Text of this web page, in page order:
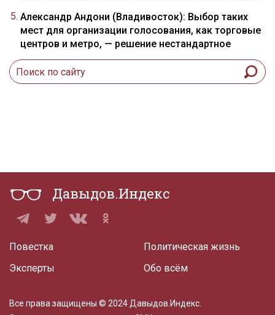
Александр Андони (Владивосток): Выбор таких
мест для организации голосования, как торговые
центров и метро, — решение нестандартное
Давыдов.Индекс
Повестка
Эксперты
Политическая жизнь
Обо всём
Все права защищены © 2024 Давыдов.Индекс.